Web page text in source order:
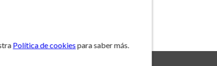
Política de cookiespara saber más.